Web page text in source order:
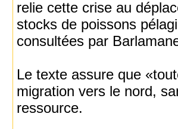
relie cette crise au
stocks de poissons
consultées par
Le texte assure que
migration vers le nord,
ressource.